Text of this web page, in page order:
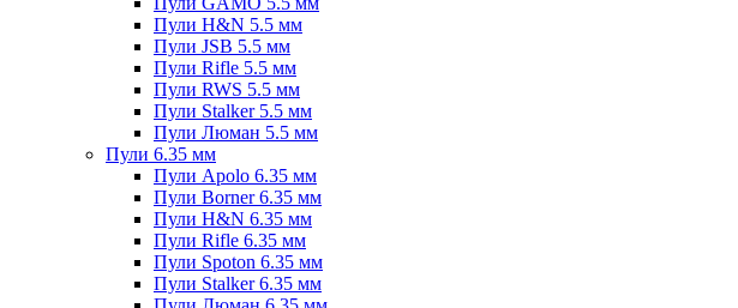
Пули H&N 5.5 мм
Пули JSB 5.5 мм
Пули Rifle 5.5 мм
Пули RWS 5.5 мм
Пули Stalker 5.5 мм
Пули Люман 5.5 мм
Пули 6.35 мм
Пули Apolo 6.35 мм
Пули Borner 6.35 мм
Пули H&N 6.35 мм
Пули Rifle 6.35 мм
Пули Spoton 6.35 мм
Пули Stalker 6.35 мм